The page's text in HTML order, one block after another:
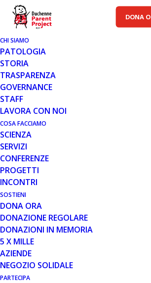
DONA
CHI SIAMO
PATOLOGIA
STORIA
TRASPARENZA
GOVERNANCE
STAFF
LAVORA CON NOI
COSA FACCIAMO
SCIENZA
SERVIZI
CONFERENZE
PROGETTI
INCONTRI
SOSTIENI
DONA ORA
DONAZIONE REGOLARE
DONAZIONI IN MEMORIA
5 X MILLE
AZIENDE
NEGOZIO SOLIDALE
PARTECIPA
SCIENZA
28 GEN 2026
TERAPIA GENICA SRP-
NUOVI RISULTATI DA
Riceviamo e condividiamo una lettera
inviata da Roche sui principali risultati
dopo il trattamento con la terapia…